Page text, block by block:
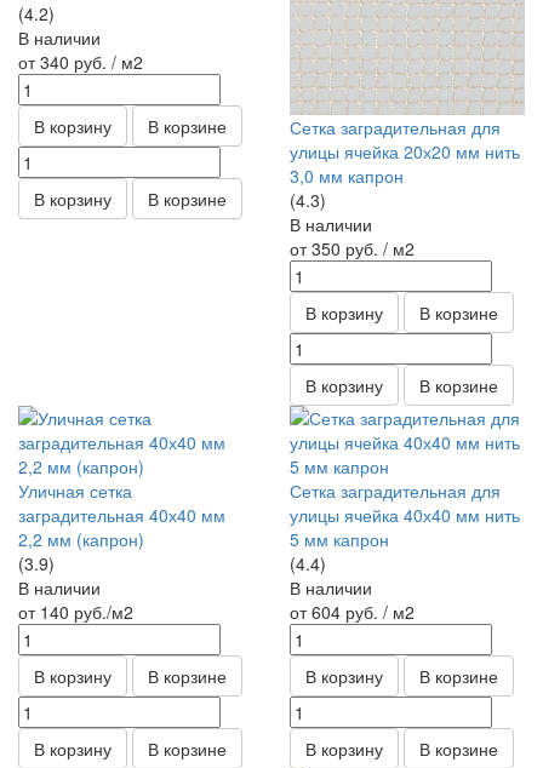
(4.2)
В наличии
от 340 руб. / м2
В корзину В корзине
В корзину В корзине
Сетка заградительная для
улицы ячейка 20х20 мм нить
3,0 мм капрон
(4.3)
В наличии
от 350 руб. / м2
В корзину В корзине
В корзину В корзине
Уличная сетка
заградительная 40х40 мм
2,2 мм (капрон)
(3.9)
В наличии
от 140 руб./м2
В корзину В корзине
В корзину В корзине
Сетка заградительная для
улицы ячейка 40х40 мм нить
5 мм капрон
(4.4)
В наличии
от 604 руб. / м2
В корзину В корзине
В корзину
В корзине